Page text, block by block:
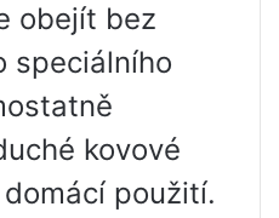
obejít bez
speciálního
kovové
použití.